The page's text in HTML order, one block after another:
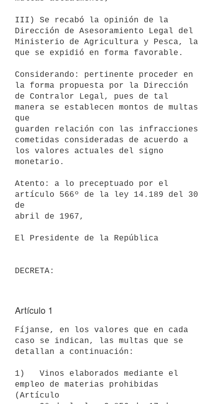
III) Se recabó la opinión de la
Dirección de Asesoramiento Legal del
Ministerio de Agricultura y Pesca, la
que se expidió en forma favorable.
Considerando: pertinente proceder en
la forma propuesta por la Dirección
de Contralor Legal, pues de tal
manera se establecen montos de multas
que
guarden relación con las infracciones
cometidas consideradas de acuerdo a
los valores actuales del signo
monetario.
Atento: a lo preceptuado por el
artículo 566º de la ley 14.189 del 30
de
abril de 1967,
El Presidente de la República
Artículo 1
Fíjanse, en los valores que en cada
caso se indican, las multas que se
detallan a continuación:
1)   Vinos elaborados mediante el
empleo de materias prohibidas
(Artículo